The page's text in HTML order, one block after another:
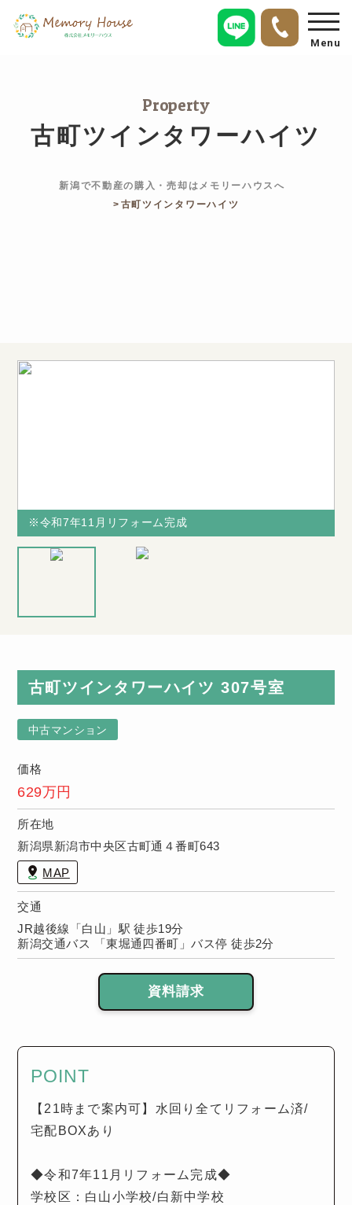
Menu
Property
古町ツインタワーハイツ
新潟で不動産の購入・売却はメモリーハウスへ
古町ツインタワーハイツ
※令和7年11月リフォーム完成
※令和7年11月リフォーム完成
優先致します
古町ツインタワーハイツ 307号室
中古マンション
価格
629万円
所在地
新潟県新潟市中央区古町通４番町643
MAP
交通
JR越後線「白山」駅 徒歩19分
新潟交通バス 「東堀通四番町」バス停 徒歩2分
資料請求
POINT
【21時まで案内可】水回り全てリフォーム済/
宅配BOXあり
◆令和7年11月リフォーム完成◆
学校区：白山小学校/白新中学校